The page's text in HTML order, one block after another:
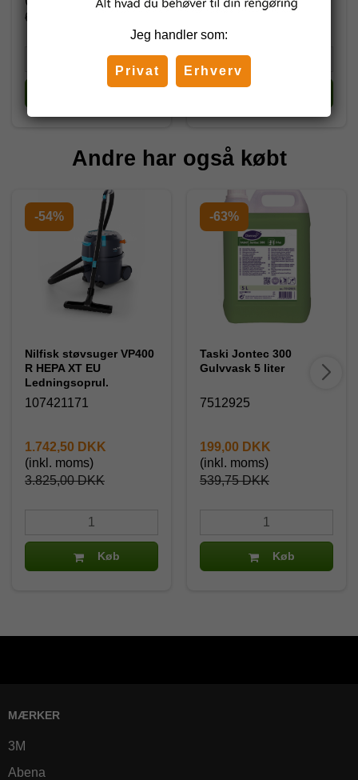
6.937,50 DKK
Andre har også købt
-54%
Nilfisk støvsuger VP400
R HEPA XT EU
Ledningsoprul.
107421171
3.825,00 DKK
1.742,50 DKK
(inkl. moms)
Køb
-63%
Taski Jontec 300
Gulvvask 5 liter
7512925
539,75 DKK
199,00 DKK
(inkl. moms)
Køb
MÆRKER
3M
Abena
Jeg handler som:
Privat Erhverv